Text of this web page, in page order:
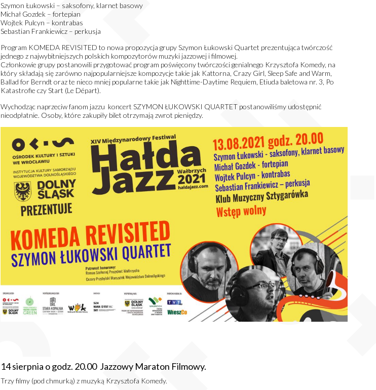
Szymon Łukowski – saksofony, klarnet basowy
Michał Gozdek – fortepian
Wojtek Pulcyn – kontrabas
Sebastian Frankiewicz – perkusja
Program KOMEDA REVISITED to nowa propozycja grupy Szymon Łukowski Quartet prezentująca twórczość
jednego z najwybitniejszych polskich kompozytorów muzyki jazzowej i filmowej.
Członkowie grupy postanowili przygotować program poświęcony twórczości genialnego Krzysztofa Komedy, na
który składają się zarówno najpopularniejsze kompozycje takie jak Kattorna, Crazy Girl, Sleep Safe and Warm,
Ballad for Berndt oraz te nieco mniej popularne takie jak Nighttime-Daytime Requiem, Etiuda baletowa nr. 3, Po
Katastrofie czy Start (Le Départ).
Wychodząc naprzeciw fanom jazzu koncert SZYMON ŁUKOWSKI QUARTET postanowiliśmy udostępnić
nieodpłatnie. Osoby, które zakupiły bilet otrzymają zwrot pieniędzy.
14 sierpnia o godz. 20.00 Jazzowy Maraton Filmowy.
Trzy filmy (pod chmurką) z muzyką Krzysztofa Komedy.